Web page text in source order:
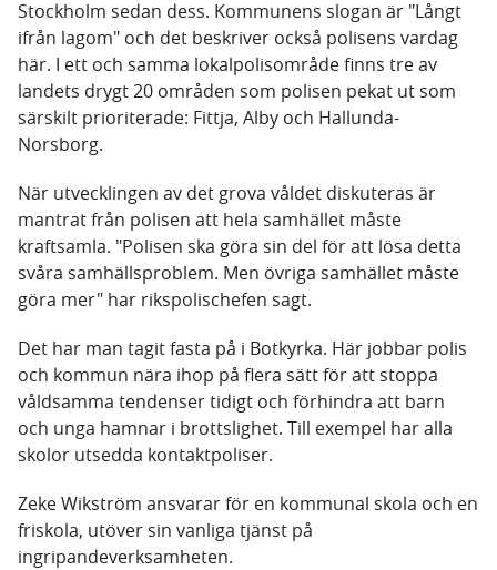
Stockholm sedan dess. Kommunens slogan är "Långt
ifrån lagom" och det beskriver också polisens vardag
här. I ett och samma lokalpolisområde finns tre av
landets drygt 20 områden som polisen pekat ut som
särskilt prioriterade: Fittja, Alby och Hallunda-
Norsborg.
När utvecklingen av det grova våldet diskuteras är
mantrat från polisen att hela samhället måste
kraftsamla. "Polisen ska göra sin del för att lösa detta
svåra samhällsproblem. Men övriga samhället måste
göra mer" har rikspolischefen sagt.
Det har man tagit fasta på i Botkyrka. Här jobbar polis
och kommun nära ihop på flera sätt för att stoppa
våldsamma tendenser tidigt och förhindra att barn
och unga hamnar i brottslighet. Till exempel har alla
skolor utsedda kontaktpoliser.
Zeke Wikström ansvarar för en kommunal skola och en
friskola, utöver sin vanliga tjänst på
ingripandeverksamheten.